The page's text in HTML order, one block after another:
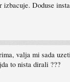
Doduse
valja mi sada
to nista dirali ???